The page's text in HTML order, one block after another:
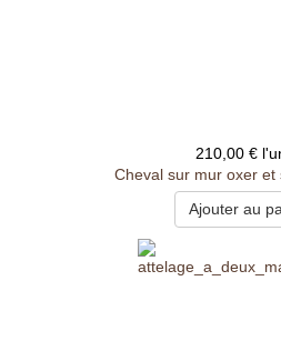
210,00 €
Cheval sur mur oxer et